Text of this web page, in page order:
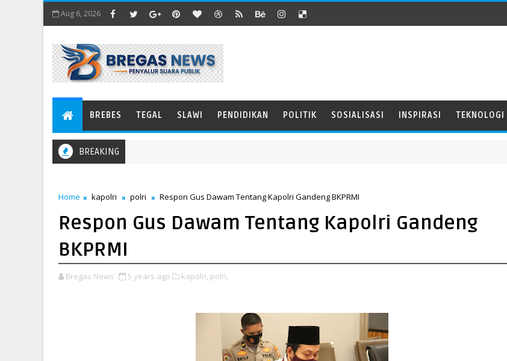
Aug 6, 2026
BREBES TEGAL SLAWI PENDIDIKAN POLITIK SOSIALISASI INSPIRASI TEKNOLOGI
BREAKING
Home kapolri polri Respon Gus Dawam Tentang Kapolri Gandeng BKPRMI
Respon Gus Dawam Tentang Kapolri Gandeng
BKPRMI
Bregas News 5 years ago kapolri, polri,